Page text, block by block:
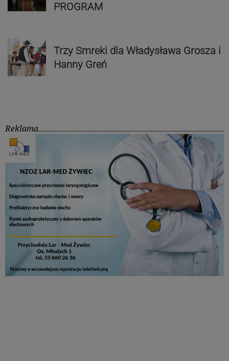
PROGRAM
Trzy Smreki dla Władysława Grosza i
Hanny Greń
Reklama